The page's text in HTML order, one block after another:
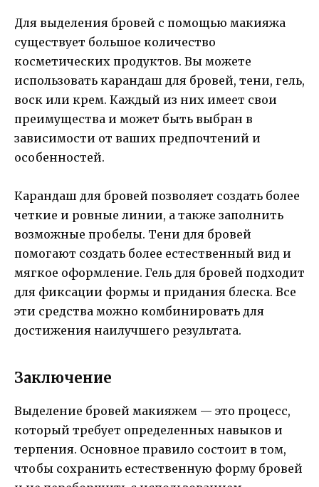
Для выделения бровей с помощью макияжа
существует большое количество
косметических продуктов. Вы можете
использовать карандаш для бровей, тени, гель,
воск или крем. Каждый из них имеет свои
преимущества и может быть выбран в
зависимости от ваших предпочтений и
особенностей.
Карандаш для бровей позволяет создать более
четкие и ровные линии, а также заполнить
возможные пробелы. Тени для бровей
помогают создать более естественный вид и
мягкое оформление. Гель для бровей подходит
для фиксации формы и придания блеска. Все
эти средства можно комбинировать для
достижения наилучшего результата.
Заключение
Выделение бровей макияжем — это процесс,
который требует определенных навыков и
терпения. Основное правило состоит в том,
чтобы сохранить естественную форму бровей